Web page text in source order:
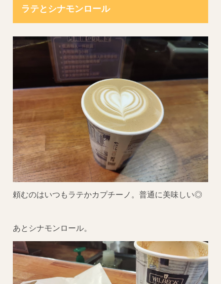
ラテとシナモンロール
頼むのはいつもラテかカプチーノ。普通に美味しい◎
あとシナモンロール。